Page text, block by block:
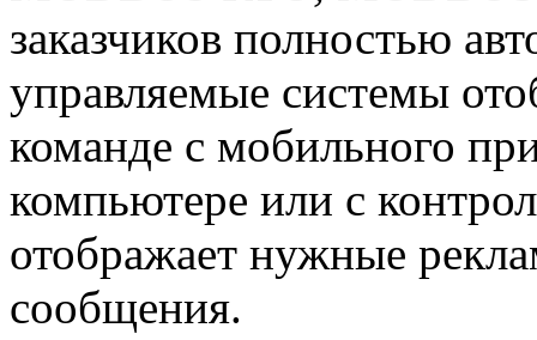
заказчиков полностью
управляемые системы
команде с мобильного
компьютере или с
отображает нужные
сообщения.